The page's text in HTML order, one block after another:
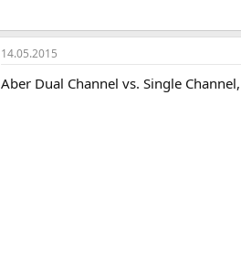
14.05.2015
Aber Dual Channel vs. Single